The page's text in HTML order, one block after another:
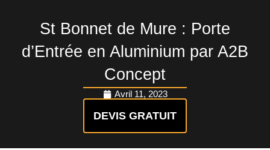
St Bonnet de Mure : Porte
d’Entrée en Aluminium par A2B
Concept
Avril 11, 2023
DEVIS GRATUIT